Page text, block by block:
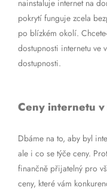
nainstaluje internet na
pokrytí funguje zcela
po blízkém okolí.
dostupnosti internetu ve
dostupnosti.
Ceny internetu v
Dbáme na to, aby byl
ale i co se týče ceny.
finančně přijatelný pro
ceny, které vám